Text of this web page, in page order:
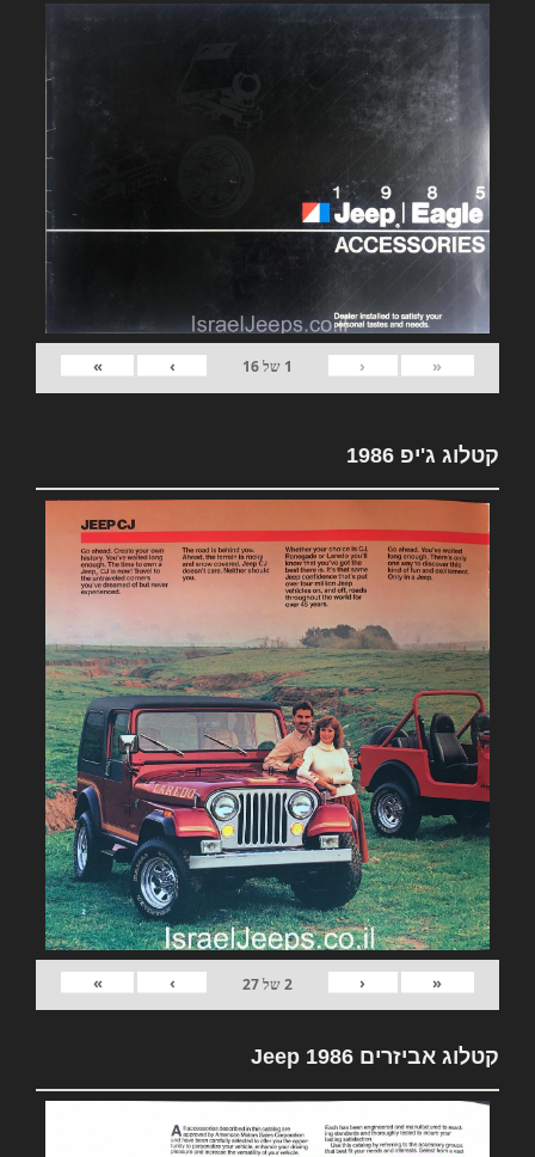
«
‹
1 של16
›
»
קטלוג ג'יפ 1986
«
‹
2של27
›
»
קטלוג אביזרים Jeep 1986